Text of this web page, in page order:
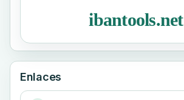
ibantools.net
Enlaces